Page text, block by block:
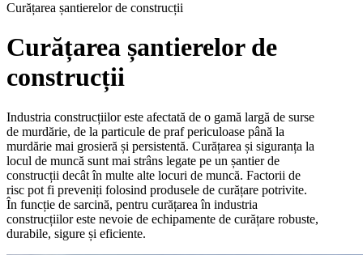
Curățarea șantierelor de construcții
Curățarea șantierelor de
construcții
Industria construcțiilor este afectată de o gamă largă de surse
de murdărie, de la particule de praf periculoase până la
murdărie mai grosieră și persistentă. Curățarea și siguranța la
locul de muncă sunt mai strâns legate pe un șantier de
construcții decât în multe alte locuri de muncă. Factorii de
risc pot fi preveniți folosind produsele de curățare potrivite.
În funcție de sarcină, pentru curățarea în industria
construcțiilor este nevoie de echipamente de curățare robuste,
durabile, sigure și eficiente.